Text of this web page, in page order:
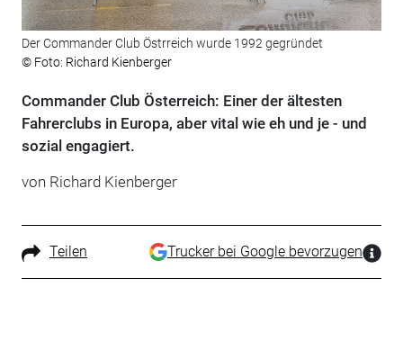
Der Commander Club Östrreich wurde 1992 gegründet
© Foto: Richard Kienberger
Commander Club Österreich: Einer der ältesten
Fahrerclubs in Europa, aber vital wie eh und je - und
sozial engagiert.
von Richard Kienberger
Teilen Trucker bei Google bevorzugen